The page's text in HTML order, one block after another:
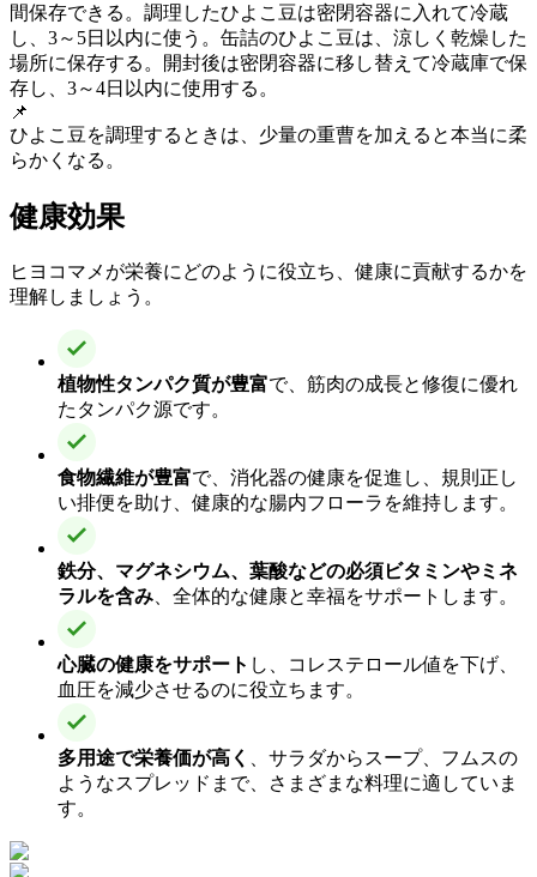
間保存できる。調理したひよこ豆は密閉容器に入れて冷蔵
し、3～5日以内に使う。缶詰のひよこ豆は、涼しく乾燥した
場所に保存する。開封後は密閉容器に移し替えて冷蔵庫で保
存し、3～4日以内に使用する。
📌
ひよこ豆を調理するときは、少量の重曹を加えると本当に柔
らかくなる。
健康効果
ヒヨコマメが栄養にどのように役立ち、健康に貢献するかを
理解しましょう。
植物性タンパク質が豊富で、筋肉の成長と修復に優れ
たタンパク源です。
食物繊維が豊富で、消化器の健康を促進し、規則正し
い排便を助け、健康的な腸内フローラを維持します。
鉄分、マグネシウム、葉酸などの必須ビタミンやミネ
ラルを含み 、全体的な健康と幸福をサポートします。
心臓の健康をサポート し、コレステロール値を下げ、
血圧を減少させるのに役立ちます。
多用途で栄養価が高く
、サラダからスープ、フムスの
ようなスプレッドまで、さまざまな料理に適していま
す。